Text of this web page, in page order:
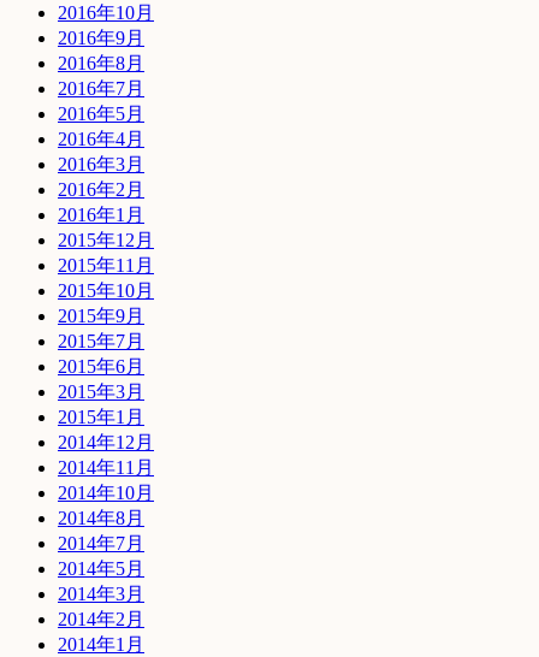
2016年10月
2016年9月
2016年8月
2016年7月
2016年5月
2016年4月
2016年3月
2016年2月
2016年1月
2015年12月
2015年11月
2015年10月
2015年9月
2015年7月
2015年6月
2015年3月
2015年1月
2014年12月
2014年11月
2014年10月
2014年8月
2014年7月
2014年5月
2014年3月
2014年2月
2014年1月